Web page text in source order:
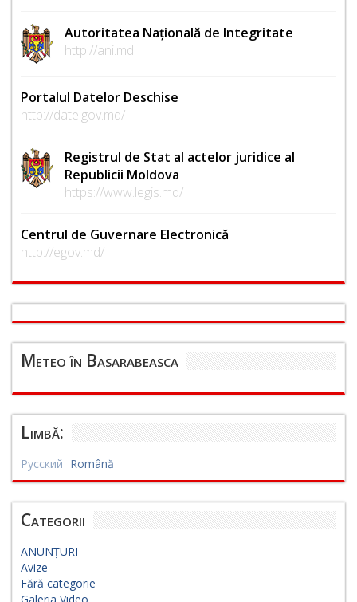
Autoritatea Națională de Integritate
http://ani.md
Portalul Datelor Deschise
http://date.gov.md/
Registrul de Stat al actelor juridice al
Republicii Moldova
https://www.legis.md/
Centrul de Guvernare Electronică
http://egov.md/
Meteo în Basarabeasca
Limbă:
Русский Română
Categorii
ANUNȚURI
Avize
Fără categorie
Galeria Video